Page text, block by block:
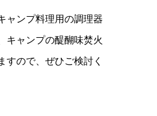
ャンプ料理用の調理器
キャンプの醍醐味焚火
すので、ぜひご検討く